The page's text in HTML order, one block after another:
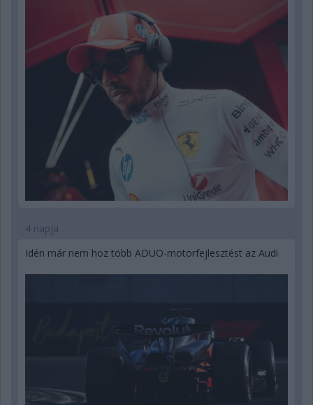
4 napja
Idén már nem hoz több ADUO-motorfejlesztést az Audi